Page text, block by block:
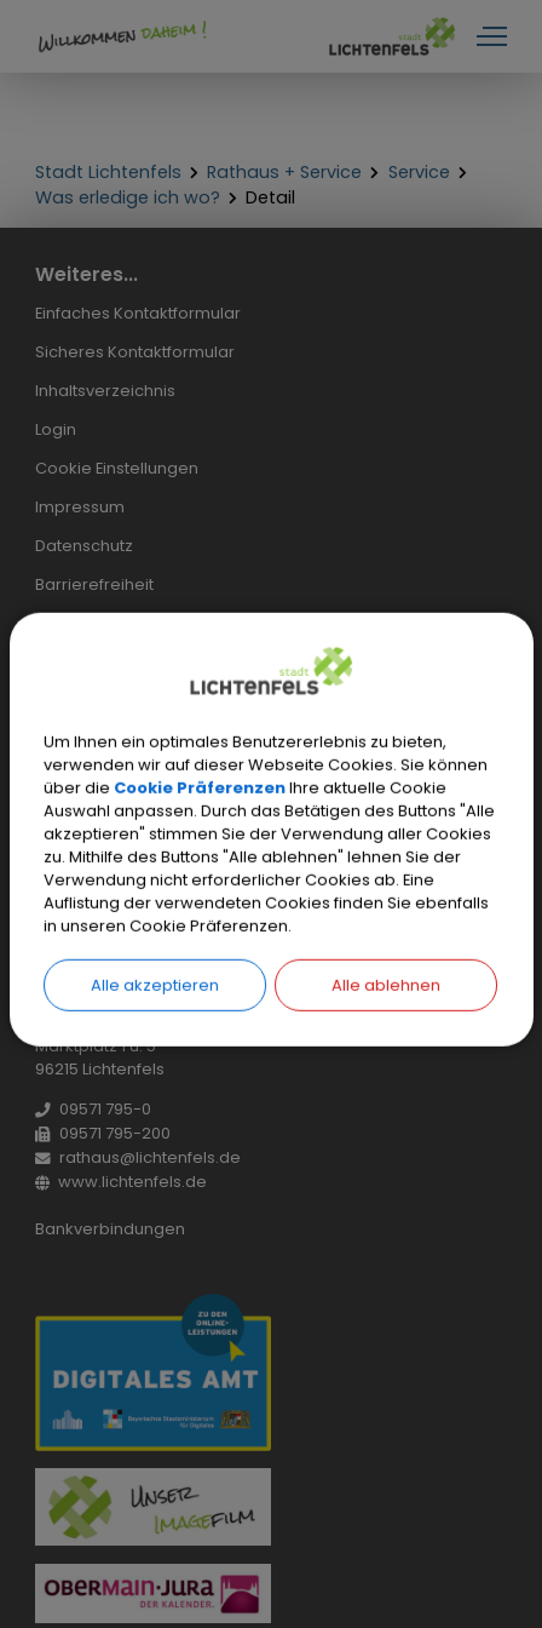
Stadt Lichtenfels Rathaus + Service
Service
Was erledige ich wo?
Detail
Weiteres...
Einfaches Kontaktformular
Sicheres Kontaktformular
Inhaltsverzeichnis
Login
Cookie Einstellungen
Impressum
Datenschutz
Barrierefreiheit
Mo.–Mi.
07.30 – 17.00 Uhr
Do.
07.30 – 18.00 Uhr
Fr.
07.30 – 12.00 Uhr
Einwohnermeldeamt, Tourist-Information und weitere
spezielle Öffnungszeiten
Stadt Lichtenfels
Marktplatz 1 u. 5
96215 Lichtenfels
09571 795-0
09571 795-200
rathaus@lichtenfels.de
www.lichtenfels.de
Bankverbindungen
Um Ihnen ein optimales Benutzererlebnis zu bieten,
verwenden wir auf dieser Webseite Cookies. Sie können
über die Cookie PräferenzenIhre aktuelle Cookie
Auswahl anpassen. Durch das Betätigen des Buttons "Alle
akzeptieren" stimmen Sie der Verwendung aller Cookies
zu. Mithilfe des Buttons "Alle ablehnen" lehnen Sie der
Verwendung nicht erforderlicher Cookies ab. Eine
Auflistung der verwendeten Cookies finden Sie ebenfalls
in unseren Cookie Präferenzen.
Alle akzeptieren Alle ablehnen